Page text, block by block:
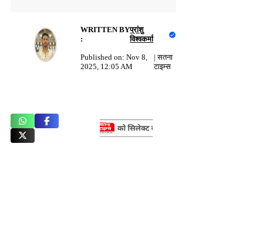
WRITTEN BY
:
प्रांशु
विश्वकर्मा
Published on: Nov 8,
2025, 12:05 AM
|सतना
टाइम्स